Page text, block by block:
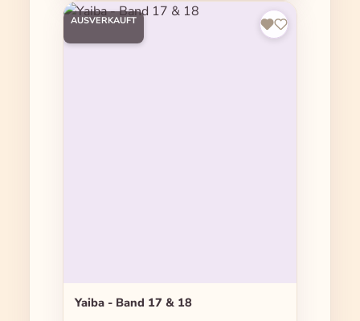
AUSVERKAUFT
Yaiba - Band 17 & 18